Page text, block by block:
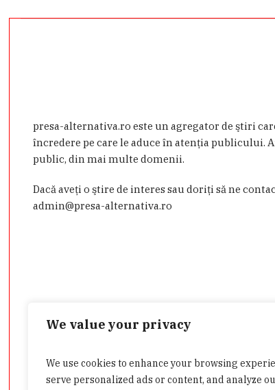
We value your privacy
We use cookies to enhance your browsing
serve personalized ads or content, and analyze
presa-alternativa.ro este un agregator de ştiri
încredere pe care le aduce în atenţia publicului.
public, din mai multe domenii.
Dacă aveţi o ştire de interes sau doriţi să ne
admin@presa-alternativa.ro
Categorii